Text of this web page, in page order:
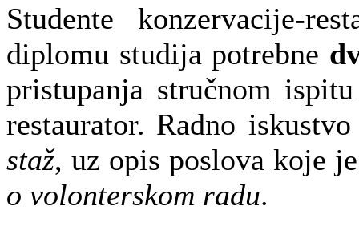
Studente konzervacije-
diplomu studija potrebne
pristupanja stručnom
restaurator. Radno
staž, uz opis poslova koje
o volonterskom radu.